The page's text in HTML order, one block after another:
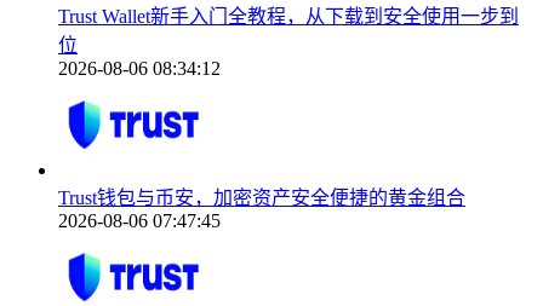
Trust Wallet新手入门全教程，从下载到安全使用一步到
位
2026-08-06 08:34:12
Trust钱包与币安，加密资产安全便捷的黄金组合
2026-08-06 07:47:45